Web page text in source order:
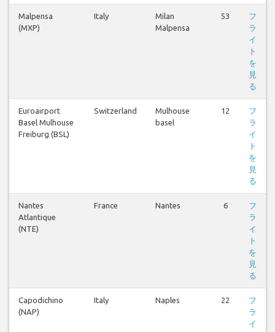
Malpensa
(MXP)
Italy
Milan
Malpensa
53
フ
ラ
イ
ト
を
見
る
Euroairport
Basel Mulhouse
Freiburg (BSL)
Switzerland
Mulhouse
basel
12
フ
ラ
イ
ト
を
見
る
Nantes
Atlantique
(NTE)
France Nantes 6
フ
ラ
イ
ト
を
見
る
Capodichino
(NAP)
Italy Naples 22
フ
ラ
イ